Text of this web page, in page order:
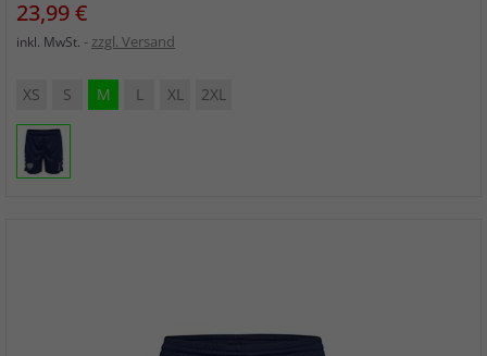
Preis
23,99 €
inkl. MwSt. zzgl. Versand
XS S M L XL 2XL